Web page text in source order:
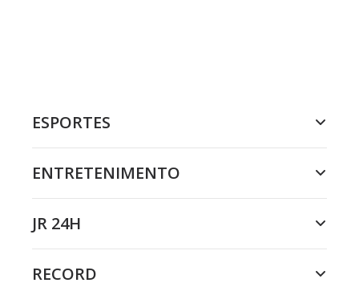
ESPORTES
ENTRETENIMENTO
JR 24H
RECORD